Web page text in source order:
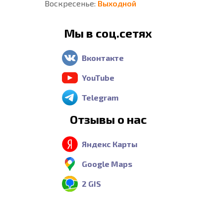
Воскресенье: Выходной
Мы в соц.сетях
Вконтакте
YouTube
Telegram
Отзывы о нас
Яндекс Карты
Google Maps
2 GIS